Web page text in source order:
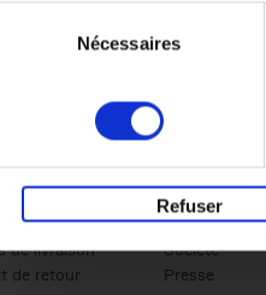
Nécessaires
Refuser
clients
de livraison
de retour
Business
Ventes
Société
Presse